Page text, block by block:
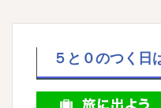
る。
し
処
を
ビ
５と０のつく日